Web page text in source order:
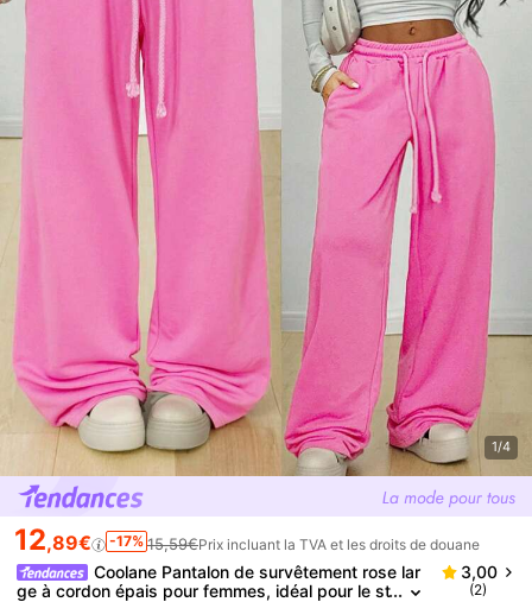
1/4
12,89€ -17% 15,59€Prix incluant la TVA et les droits de douane
Coolane Pantalon de survêtement rose lar
ge à cordon épais pour femmes, idéal pour le st
3,00
(2)